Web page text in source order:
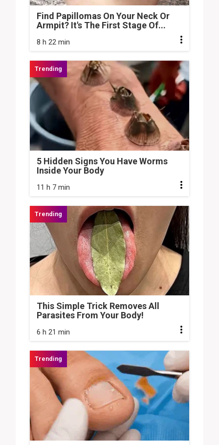
Find Papillomas On Your Neck Or
Armpit? It's The First Stage Of...
8 h 22 min
5 Hidden Signs You Have Worms
Inside Your Body
11 h 7 min
This Simple Trick Removes All
Parasites From Your Body!
6 h 21 min